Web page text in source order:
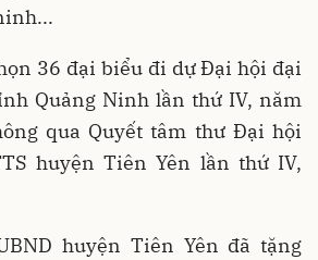
36 đại biểu đi dự Đại hội đại
Quảng Ninh lần thứ IV, năm
qua Quyết tâm thư Đại hội
huyện Tiên Yên lần thứ IV,
huyện Tiên Yên đã tặng